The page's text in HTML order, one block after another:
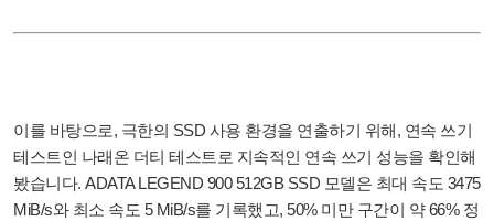
이를 바탕으로, 극한의 SSD 사용 환경을 연출하기 위해, 연속 쓰기
테스트인 나래온 더티 테스트로 지속적인 연속 쓰기 성능을 확인해
봤습니다. ADATA LEGEND 900 512GB SSD 모델은 최대 속도 3475
MiB/s와 최소 속도 5 MiB/s를 기록했고, 50% 미만 구간이 약 66% 정